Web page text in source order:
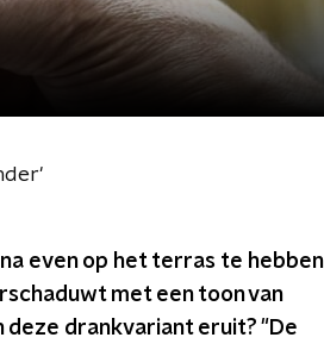
even op het terras te hebben
met een toon van
deze drankvariant eruit? "De